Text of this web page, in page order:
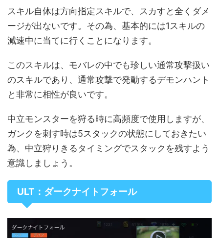
スキル自体は方向指定スキルで、スカすと全くダメ
ージが出ないです。その為、基本的には1スキルの
減速中に当てに行くことになります。
このスキルは、モバレの中でも珍しい通常攻撃扱い
のスキルであり、通常攻撃で発動するデモンハント
と非常に相性が良いです。
中立モンスターを狩る時に高頻度で使用しますが、
ガンクを刺す時は5スタックの状態にしておきたい
為、中立狩りきるタイミングでスタックを残すよう
意識しましょう。
ULT：ダークナイトフォール